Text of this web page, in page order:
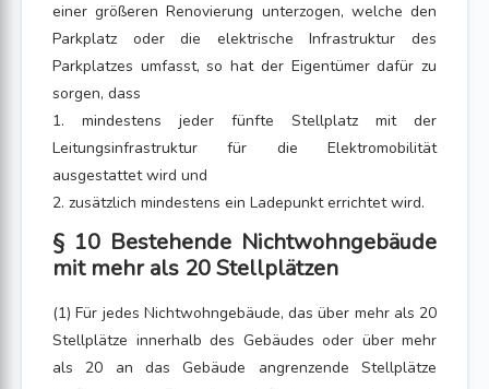
einer größeren Renovierung unterzogen, welche den
Parkplatz oder die elektrische Infrastruktur des
Parkplatzes umfasst, so hat der Eigentümer dafür zu
sorgen, dass
1. mindestens jeder fünfte Stellplatz mit der
Leitungsinfrastruktur für die Elektromobilität
ausgestattet wird und
2. zusätzlich mindestens ein Ladepunkt errichtet wird.
§ 10 Bestehende Nichtwohngebäude
mit mehr als 20 Stellplätzen
(1) Für jedes Nichtwohngebäude, das über mehr als 20
Stellplätze innerhalb des Gebäudes oder über mehr
als 20 an das Gebäude angrenzende Stellplätze